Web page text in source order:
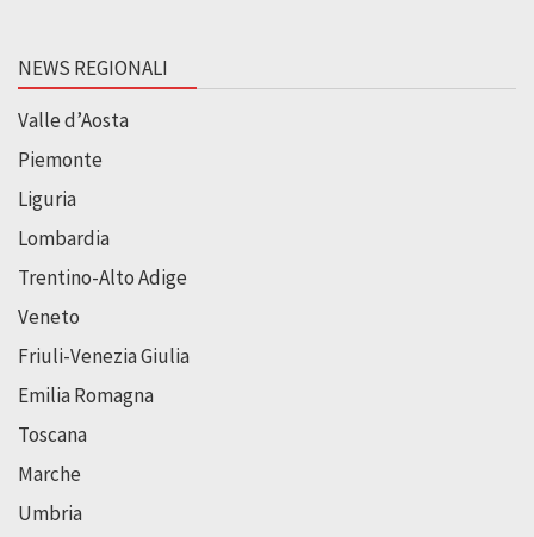
NEWS REGIONALI
Valle d’Aosta
Piemonte
Liguria
Lombardia
Trentino-Alto Adige
Veneto
Friuli-Venezia Giulia
Emilia Romagna
Toscana
Marche
Umbria